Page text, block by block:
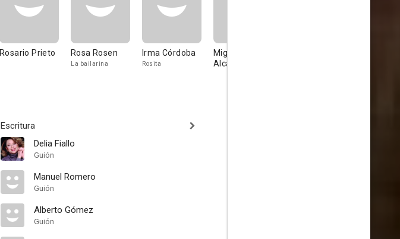
Rosario Prieto Rosa Rosen
La bailarina
Irma Córdoba
Rosita
Miguel
Alcantara
Escritura
Delia Fiallo
Guión
Manuel Romero
Guión
Alberto Gómez
Guión